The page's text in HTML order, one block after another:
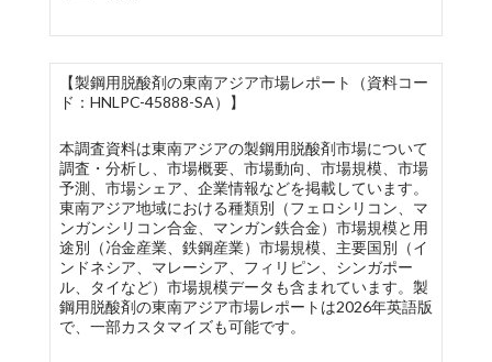
【製鋼用脱酸剤の東南アジア市場レポート（資料コー
ド：HNLPC-45888-SA）】
本調査資料は東南アジアの製鋼用脱酸剤市場について
調査・分析し、市場概要、市場動向、市場規模、市場
予測、市場シェア、企業情報などを掲載しています。
東南アジア地域における種類別（フェロシリコン、マ
ンガンシリコン合金、マンガン鉄合金）市場規模と用
途別（冶金産業、鉄鋼産業）市場規模、主要国別（イ
ンドネシア、マレーシア、フィリピン、シンガポー
ル、タイなど）市場規模データも含まれています。製
鋼用脱酸剤の東南アジア市場レポートは2026年英語版
で、一部カスタマイズも可能です。